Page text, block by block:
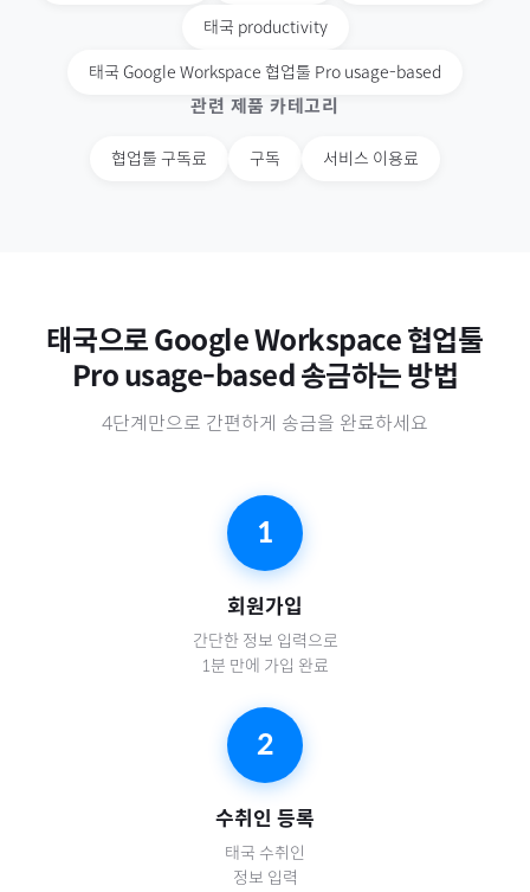
태국 productivity
태국 Google Workspace 협업툴 Pro usage-based
관련 제품 카테고리
협업툴 구독료 구독 서비스 이용료
태국으로 Google Workspace 협업툴
Pro usage-based 송금하는 방법
4단계만으로 간편하게 송금을 완료하세요
1
회원가입
간단한 정보 입력으로
1분 만에 가입 완료
2
수취인 등록
태국 수취인
정보 입력